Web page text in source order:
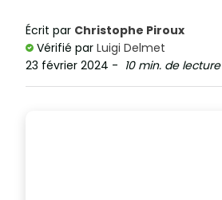
Écrit par Christophe Piroux
Vérifié par Luigi Delmet
23 février 2024 - 10 min. de lecture